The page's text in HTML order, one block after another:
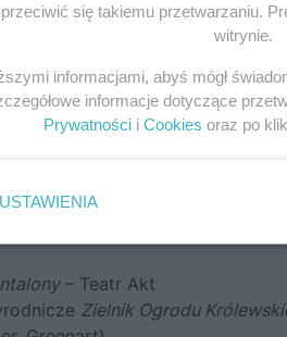
w ogrodzie
królewskim ogrodnikiem
– Teatr Akt
Zielnik Ogrodu
się takiemu przetwarzaniu.
witrynie.
informacjami, abyś mógł
informacje dotyczące
Prywatności i Cookies oraz po
USTAWIENIA